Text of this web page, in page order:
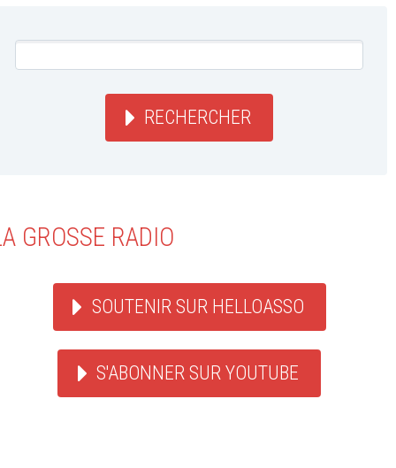
RECHERCHER
GROSSE RADIO
SOUTENIR SUR HELLOASSO
S'ABONNER SUR YOUTUBE